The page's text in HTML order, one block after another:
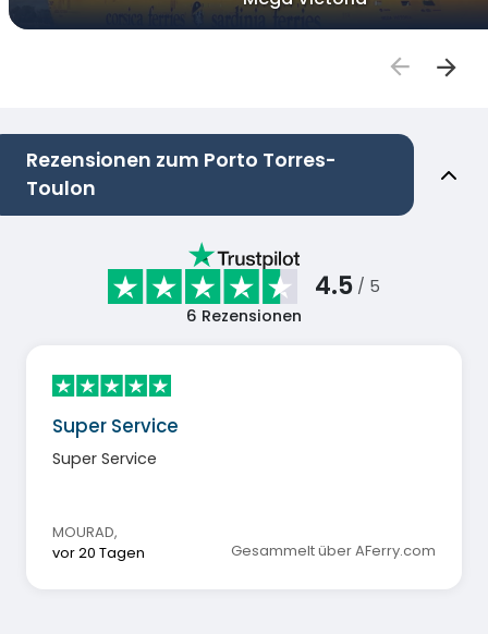
Rezensionen zum Porto Torres-
Toulon
4.5 / 5
6 Rezensionen
Super Service
Super Service
MOURAD,
vor 20 Tagen
Gesammelt über AFerry.com